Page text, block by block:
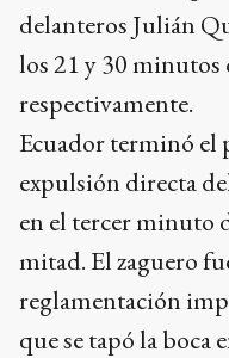
delanteros Julián
los 21 y 30 minutos
respectivamente.
Ecuador terminó el
expulsión directa
en el tercer minuto
mitad. El zaguero
reglamentación
que se tapó la boca